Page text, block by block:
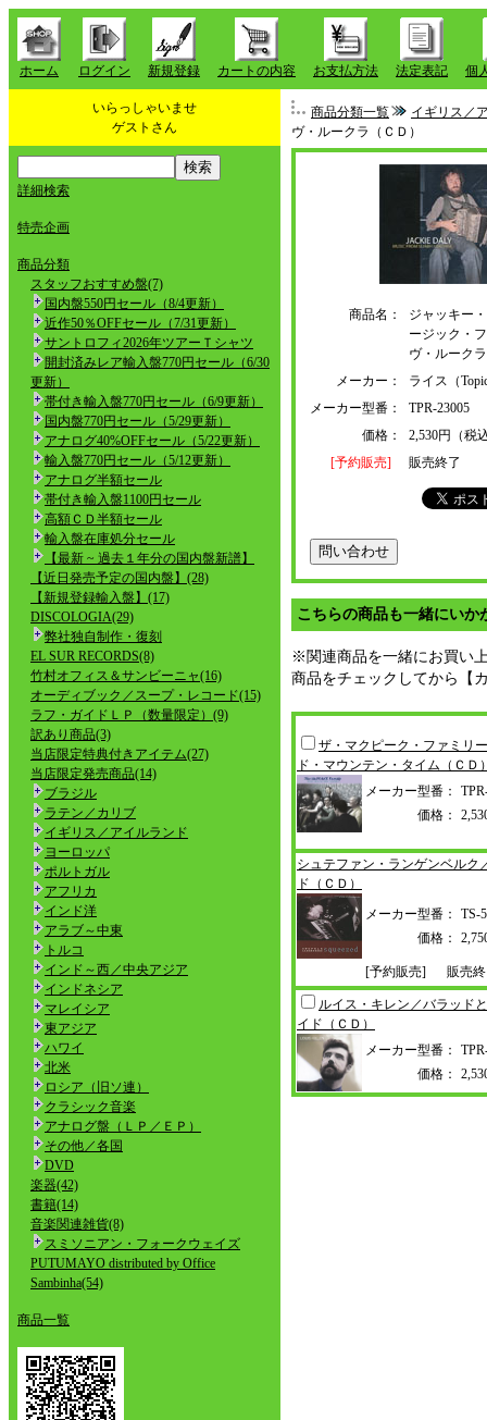
ホーム ログイン 新規登録 カートの内容 お支払方法 法定表記 個
いらっしゃいませ
ゲストさん
詳細検索
特売企画
商品分類
スタッフおすすめ盤(7)
国内盤550円セール（8/4更新）
近作50％OFFセール（7/31更新）
サントロフィ2026年ツアーＴシャツ
開封済みレア輸入盤770円セール（6/30
更新）
帯付き輸入盤770円セール（6/9更新）
国内盤770円セール（5/29更新）
アナログ40%OFFセール（5/22更新）
輸入盤770円セール（5/12更新）
アナログ半額セール
帯付き輸入盤1100円セール
高額ＣＤ半額セール
輸入盤在庫処分セール
【最新 ~ 過去１年分の国内盤新譜】
【近日発売予定の国内盤】(28)
【新規登録輸入盤】(17)
DISCOLOGIA(29)
弊社独自制作・復刻
EL SUR RECORDS(8)
竹村オフィス＆サンビーニャ(16)
オーディブック／スープ・レコード(15)
ラフ・ガイドＬＰ（数量限定）(9)
訳あり商品(3)
当店限定特典付きアイテム(27)
当店限定発売商品(14)
ブラジル
ラテン／カリブ
イギリス／アイルランド
ヨーロッパ
ポルトガル
アフリカ
インド洋
アラブ～中東
トルコ
インド～西／中央アジア
インドネシア
マレイシア
東アジア
ハワイ
北米
ロシア（旧ソ連）
クラシック音楽
アナログ盤（ＬＰ／ＥＰ）
その他／各国
DVD
楽器(42)
書籍(14)
音楽関連雑貨(8)
スミソニアン・フォークウェイズ
PUTUMAYO distributed by Office
Sambinha(54)
商品一覧
商品分類一覧
イギリス／
ヴ・ルークラ（ＣＤ）
商品名：
ジャッキー
ージック・
ヴ・ルーク
メーカー：
ライス（
メーカー型番：
TPR-23005
価格：
2,530円（税
[予約販売]
販売終了
こちらの商品も一緒にいか
※関連商品を一緒にお買い
商品をチェックしてから【
ザ・マクピーク・ファミリ
ド・マウンテン・タイム（ＣＤ
メーカー型番：
価格：
シュテファン・ランゲンベルク
ド（ＣＤ）
メーカー型番：
TS-
価格：
[予約販売] 販売
ルイス・キレン／バラッド
イド（ＣＤ）
メーカー型番：
価格：